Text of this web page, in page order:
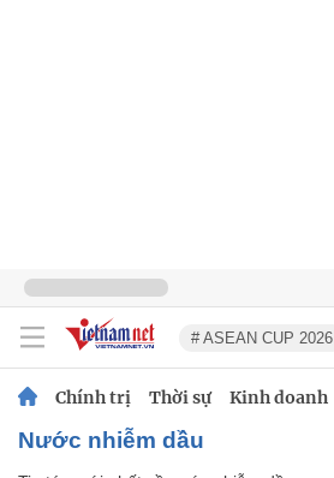
# ASEAN CUP 2026
Chính trị Thời sự Kinh doanh
nước nhiễm dầu